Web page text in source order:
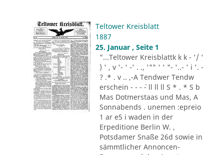
Teltower Kreisblatt
1887
25. Januar , Seite 1
"...Teltower Kreisblattk k k - '/ '
) ' , v '- ' -' . ., '"" ' ' "- '..- ' i '. -
? .* . v .. ,-A Tendwer Tendw
erschein - - - ´- ll ll ll S * . * S b
Mas Dotmerstaas und Mas, A
Sonnabends . unemen :epreio
1 ar e5 i waden in der
Erpeditione Berlin W. ,
Potsdamer Snaße 26d sowie in
sämmtlicher Annoncen-